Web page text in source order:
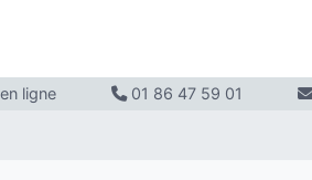
ligne 01 86 47 59 01